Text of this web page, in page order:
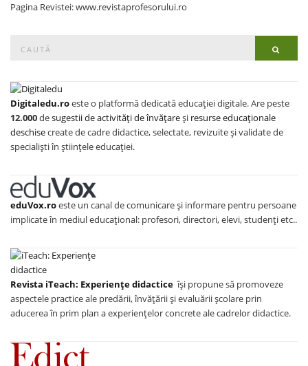
Pagina Revistei: www.revistaprofesorului.ro
for:
Digitaledu.roeste o platformă dedicată educației digitale. Are peste
12.000desugestii de activități de învățareși resurse educaționale
deschisecreate de cadre didactice, selectate, revizuite și validate de
specialiști în științele educației.
eduVox.roeste un canal de comunicare și informare pentru persoane
implicate în mediul educațional: profesori, directori, elevi, studenți etc..
Revista iTeach: Experienţe didactice îşi propune să promoveze
aspectele practice ale predării, învăţării şi evaluării şcolare prin
aducerea în prim plan a experienţelor concrete ale cadrelor didactice.